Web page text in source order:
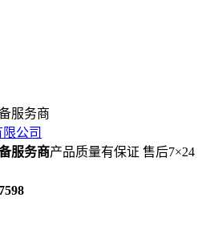
服务商
服务商产品质量有保证 售后7×24